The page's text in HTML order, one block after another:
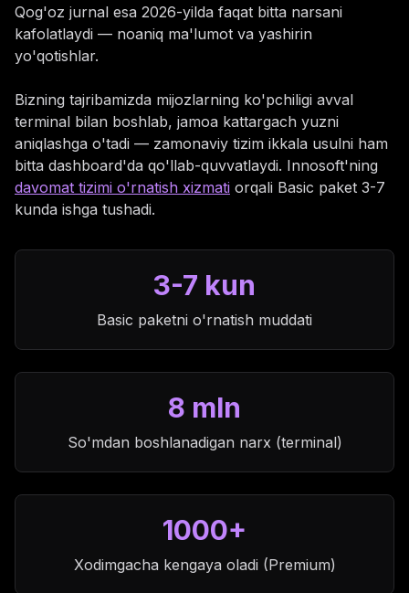
Qog'oz jurnal esa 2026-yilda faqat bitta narsani
kafolatlaydi — noaniq ma'lumot va yashirin
yo'qotishlar.
Bizning tajribamizda mijozlarning ko'pchiligi avval
terminal bilan boshlab, jamoa kattargach yuzni
aniqlashga o'tadi — zamonaviy tizim ikkala usulni ham
bitta dashboard'da qo'llab-quvvatlaydi. Innosoft'ning
davomat tizimi o'rnatish xizmati orqali Basic paket 3-7
kunda ishga tushadi.
3-7 kun
Basic paketni o'rnatish muddati
8 mln
So'mdan boshlanadigan narx (terminal)
1000+
Xodimgacha kengaya oladi (Premium)